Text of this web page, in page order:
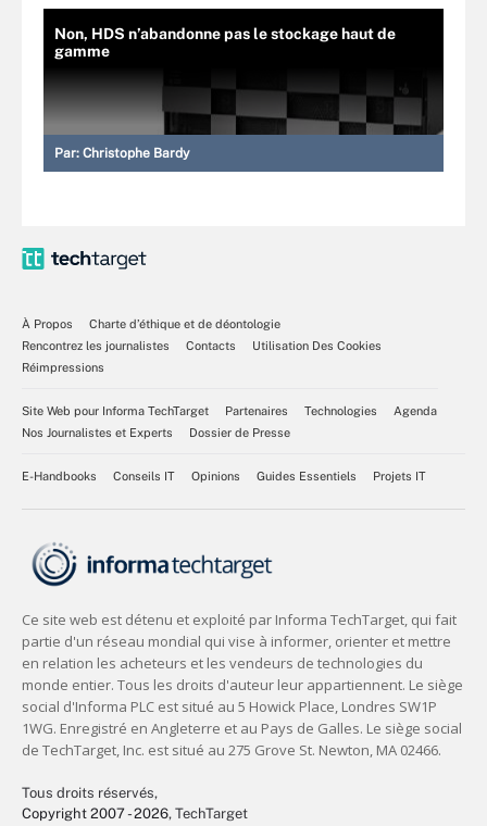
Non, HDS n’abandonne pas le stockage haut de
gamme
Par: Christophe Bardy
À Propos
Charte d’éthique et de déontologie
Rencontrez les journalistes
Contacts
Utilisation Des Cookies
Réimpressions
Site Web pour Informa TechTarget Partenaires Technologies
Agenda
Nos Journalistes et Experts
Dossier de Presse
E-Handbooks Conseils IT Opinions Guides Essentiels Projets IT
Tous droits réservés,
Copyright 2007 - 2026, TechTarget